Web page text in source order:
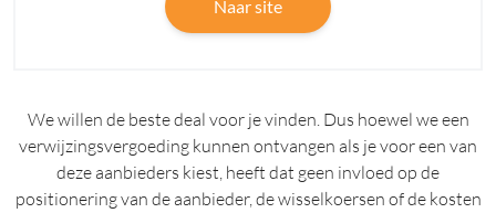
Naar site
We willen de beste deal voor je vinden. Dus hoewel we een
verwijzingsvergoeding kunnen ontvangen als je voor een van
deze aanbieders kiest, heeft dat geen invloed op de
positionering van de aanbieder, de wisselkoersen of de kosten